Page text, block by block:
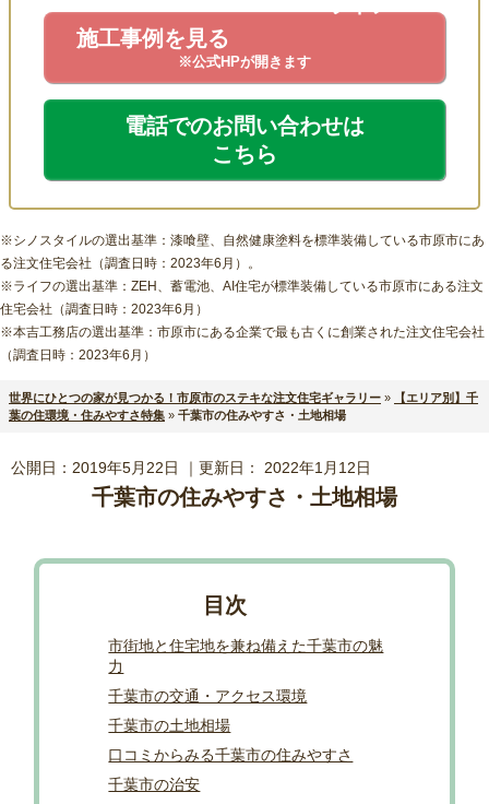
施工事例を見る
※公式HPが開きます
電話でのお問い合わせは
こちら
※シノスタイルの選出基準：漆喰壁、自然健康塗料を標準装備している市原市にあ
る注文住宅会社（調査日時：2023年6月）。
※ライフの選出基準：ZEH、蓄電池、AI住宅が標準装備している市原市にある注文
住宅会社（調査日時：2023年6月）
※本吉工務店の選出基準：市原市にある企業で最も古くに創業された注文住宅会社
（調査日時：2023年6月）
世界にひとつの家が見つかる！市原市のステキな注文住宅ギャラリー »
【エリア別】千
葉の住環境・住みやすさ特集 » 千葉市の住みやすさ・土地相場
公開日： 2019年5月22日 ｜更新日： 2022年1月12日
千葉市の住みやすさ・土地相場
市街地と住宅地を兼ね備えた千葉市の魅
力
千葉市の交通・アクセス環境
千葉市の土地相場
口コミからみる千葉市の住みやすさ
千葉市の治安